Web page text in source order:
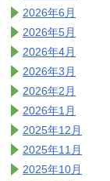
2026年6月
2026年5月
2026年4月
2026年3月
2026年2月
2026年1月
2025年12月
2025年11月
2025年10月